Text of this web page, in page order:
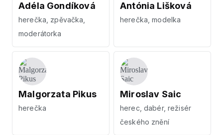
Adéla Gondíková
herečka, zpěvačka,
moderátorka
Antónia Lišková
herečka, modelka
Malgorzata Pikus
herečka
Miroslav Saic
herec, dabér, režisér
českého znění